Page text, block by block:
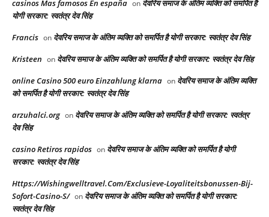
casinos Mas famosos En españa on देवरिय समाज के अंतिम व्यक्ति को समर्पित है
योगी सरकार: स्वतंत्र देव सिंह
Francis on देवरिय समाज के अंतिम व्यक्ति को समर्पित है योगी सरकार: स्वतंत्र देव सिंह
Kristeen on देवरिय समाज के अंतिम व्यक्ति को समर्पित है योगी सरकार: स्वतंत्र देव सिंह
online Casino 500 euro Einzahlung klarna on देवरिय समाज के अंतिम व्यक्ति
को समर्पित है योगी सरकार: स्वतंत्र देव सिंह
arzuhalci.org on देवरिय समाज के अंतिम व्यक्ति को समर्पित है योगी सरकार: स्वतंत्र
देव सिंह
casino Retiros rapidos on देवरिय समाज के अंतिम व्यक्ति को समर्पित है योगी
सरकार: स्वतंत्र देव सिंह
Https://Wishingwelltravel.Com/Exclusieve-Loyaliteitsbonussen-Bij-
Sofort-Casino-S/ on देवरिय समाज के अंतिम व्यक्ति को समर्पित है योगी सरकार:
स्वतंत्र देव सिंह